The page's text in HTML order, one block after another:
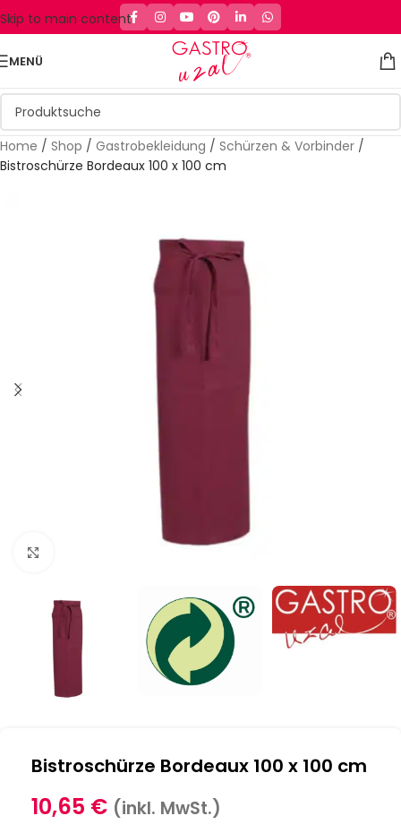
Skip to main content
MENÜ
Home / Shop / Gastrobekleidung / Schürzen & Vorbinder /
Bistroschürze Bordeaux 100 x 100 cm
Bistroschürze Bordeaux 100 x 100 cm
10,65 € (inkl. MwSt.)